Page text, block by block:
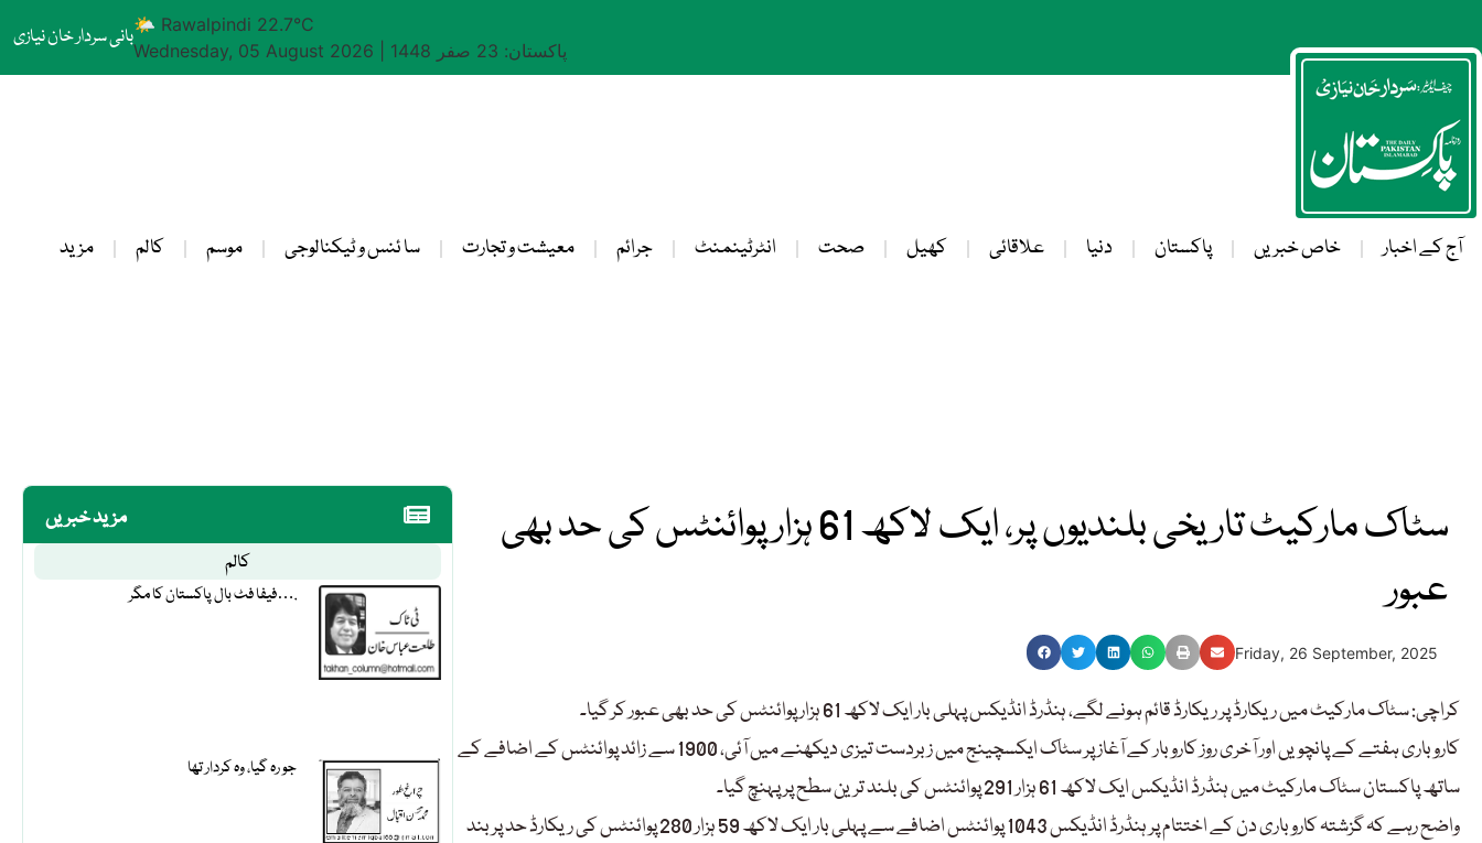
بانی سردار خان نیازی🌤 Rawalpindi 22.7°C
Wednesday, 05 August 2026
پاکستان: 23 صفر 1448
آج کے اخبار خاص خبریں پاکستان دنیا علاقائی کھیل صحت انٹرٹینمنٹ جرائم معیشت و تجارت سا ئنس و ٹیکنالوجی موسم کالم مزید
مزید خبریں
کالم
فیفا فٹ بال پاکستان کا مگر….
جو رہ گیا، وہ کردار تھا
سٹاک مارکیٹ تاریخی بلندیوں پر، ایک لاکھ 61 ہزار پوائنٹس کی حد بھی
عبور
Friday, 26 September, 2025
کراچی: سٹاک مارکیٹ میں ریکارڈ پر ریکارڈ قائم ہونے لگے، ہنڈرڈ انڈیکس پہلی بار ایک لاکھ 61 ہزار پوائنٹس کی حد بھی عبور کر گیا۔
کاروباری ہفتے کے پانچویں اور آخری روز کاروبار کے آغاز پر سٹاک ایکسچینج میں زبردست تیزی دیکھنے میں آئی، 1900 سے زائد پوائنٹس کے اضافے کے
ساتھ پاکستان سٹاک مارکیٹ میں ہنڈرڈ انڈیکس ایک لاکھ 61 ہزار 291 پوائنٹس کی بلند ترین سطح پر پہنچ گیا۔
واضح رہے کہ گزشتہ کاروباری دن کے اختتام پر ہنڈرڈ انڈیکس 1043 پوائنٹس اضافے سے پہلی بار ایک لاکھ 59 ہزار 280 پوائنٹس کی ریکارڈ حد پر بند